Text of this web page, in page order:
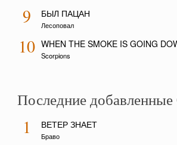
9 БЫЛ ПАЦАН
Лесоповал
10 WHEN THE SMOKE IS GOING
Scorpions
Последние добавленные
1 ВЕТЕР ЗНАЕТ
Браво